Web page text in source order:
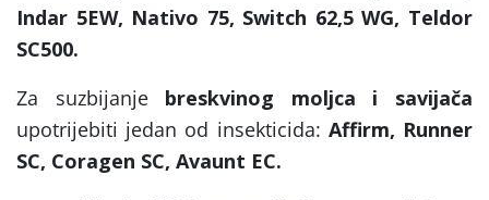
Indar 5EW, Nativo 75, Switch 62,5 WG, Teldor
SC500.
Za suzbijanje breskvinog moljca i savijača
upotrijebiti jedan od insekticida: Affirm, Runner
SC, Coragen SC, Avaunt EC.